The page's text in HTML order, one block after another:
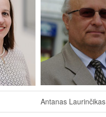
Antanas Laurinčikas